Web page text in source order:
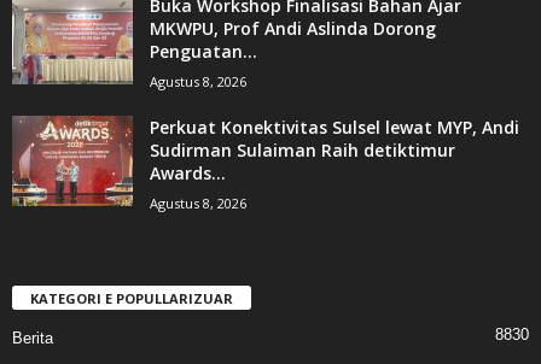
Buka Workshop Finalisasi Bahan Ajar
MKWPU, Prof Andi Aslinda Dorong
Penguatan...
Agustus 8, 2026
Perkuat Konektivitas Sulsel lewat MYP, Andi
Sudirman Sulaiman Raih detiktimur
Awards...
Agustus 8, 2026
KATEGORI E POPULLARIZUAR
Berita
8830